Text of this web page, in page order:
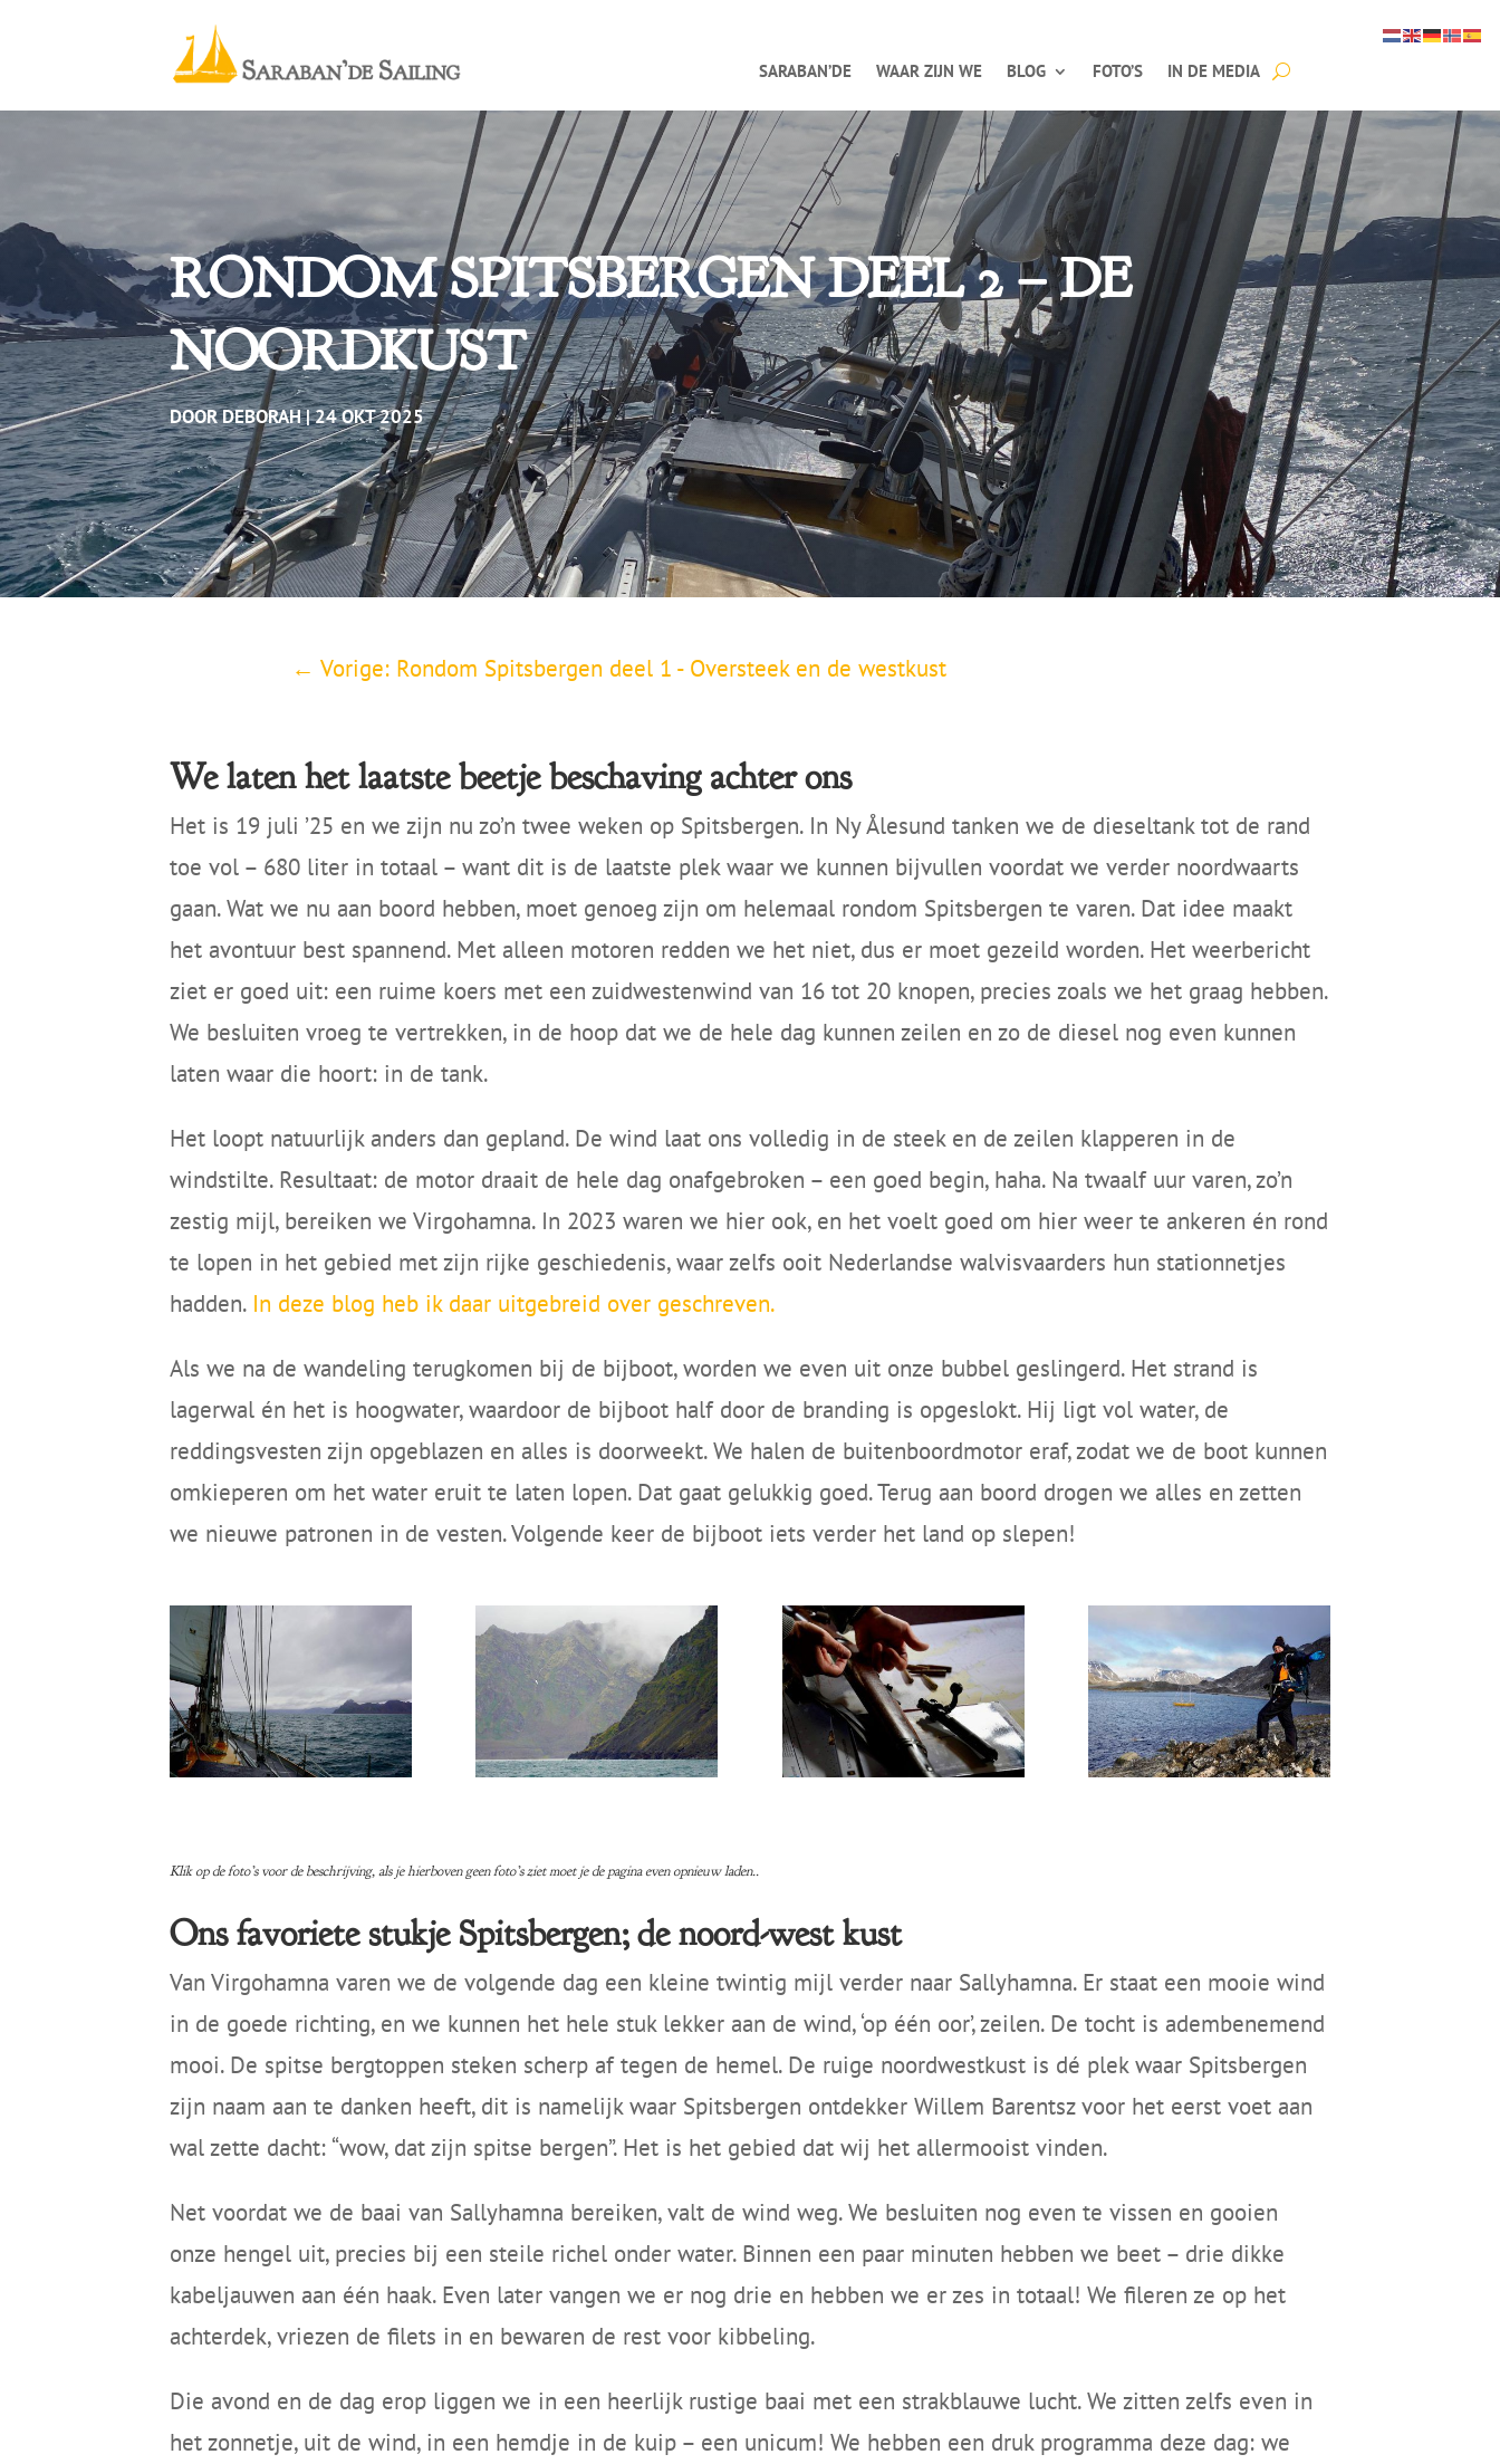
SARABAN’DE WAAR ZIJN WE BLOG FOTO’S IN DE MEDIA
RONDOM SPITSBERGEN DEEL 2 – DE
NOORDKUST
DOORDEBORAH 24 OKT 2025
← Vorige: Rondom Spitsbergen deel 1 - Oversteek en de westkust
We laten het laatste beetje beschaving achter ons
Het is 19 juli ’25 en we zijn nu zo’n twee weken op Spitsbergen. In Ny Ålesund tanken we de dieseltank tot de rand
toe vol – 680 liter in totaal – want dit is de laatste plek waar we kunnen bijvullen voordat we verder noordwaarts
gaan. Wat we nu aan boord hebben, moet genoeg zijn om helemaal rondom Spitsbergen te varen. Dat idee maakt
het avontuur best spannend. Met alleen motoren redden we het niet, dus er moet gezeild worden. Het weerbericht
ziet er goed uit: een ruime koers met een zuidwestenwind van 16 tot 20 knopen, precies zoals we het graag hebben.
We besluiten vroeg te vertrekken, in de hoop dat we de hele dag kunnen zeilen en zo de diesel nog even kunnen
laten waar die hoort: in de tank.
Het loopt natuurlijk anders dan gepland. De wind laat ons volledig in de steek en de zeilen klapperen in de
windstilte. Resultaat: de motor draait de hele dag onafgebroken – een goed begin, haha. Na twaalf uur varen, zo’n
zestig mijl, bereiken we Virgohamna. In 2023 waren we hier ook, en het voelt goed om hier weer te ankeren én rond
te lopen in het gebied met zijn rijke geschiedenis, waar zelfs ooit Nederlandse walvisvaarders hun stationnetjes
hadden. In deze blog heb ik daar uitgebreid over geschreven.
Als we na de wandeling terugkomen bij de bijboot, worden we even uit onze bubbel geslingerd. Het strand is
lagerwal én het is hoogwater, waardoor de bijboot half door de branding is opgeslokt. Hij ligt vol water, de
reddingsvesten zijn opgeblazen en alles is doorweekt. We halen de buitenboordmotor eraf, zodat we de boot kunnen
omkieperen om het water eruit te laten lopen. Dat gaat gelukkig goed. Terug aan boord drogen we alles en zetten
we nieuwe patronen in de vesten. Volgende keer de bijboot iets verder het land op slepen!
Klik op de foto’s voor de beschrijving, als je hierboven geen foto’s ziet moet je de pagina even opnieuw laden..
Ons favoriete stukje Spitsbergen; de noord-west kust
Van Virgohamna varen we de volgende dag een kleine twintig mijl verder naar Sallyhamna. Er staat een mooie wind
in de goede richting, en we kunnen het hele stuk lekker aan de wind, ‘op één oor’, zeilen. De tocht is adembenemend
mooi. De spitse bergtoppen steken scherp af tegen de hemel. De ruige noordwestkust is dé plek waar Spitsbergen
zijn naam aan te danken heeft, dit is namelijk waar Spitsbergen ontdekker Willem Barentsz voor het eerst voet aan
wal zette dacht: “wow, dat zijn spitse bergen”. Het is het gebied dat wij het allermooist vinden.
Net voordat we de baai van Sallyhamna bereiken, valt de wind weg. We besluiten nog even te vissen en gooien
onze hengel uit, precies bij een steile richel onder water. Binnen een paar minuten hebben we beet – drie dikke
kabeljauwen aan één haak. Even later vangen we er nog drie en hebben we er zes in totaal! We fileren ze op het
achterdek, vriezen de filets in en bewaren de rest voor kibbeling.
Die avond en de dag erop liggen we in een heerlijk rustige baai met een strakblauwe lucht. We zitten zelfs even in
het zonnetje, uit de wind, in een hemdje in de kuip – een unicum! We hebben een druk programma deze dag: we